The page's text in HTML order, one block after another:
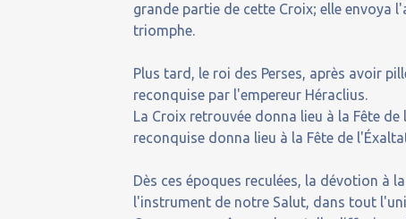
grande partie de cette Croix; elle envoya
triomphe.
Plus tard, le roi des Perses, après avoir
reconquise par l'empereur Héraclius.
La Croix retrouvée donna lieu à la Fête
reconquise donna lieu à la Fête de
Dès ces époques reculées, la dévotion à
l'instrument de notre Salut, dans tout